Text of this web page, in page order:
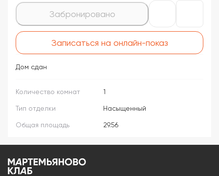
Забронировано
Записаться на онлайн-показ
Дом сдан
Количество комнат 1
Тип отделки Насыщенный
Общая площадь 29.56